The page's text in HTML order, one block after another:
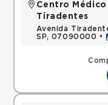
Centro
Tiradentes
Avenida
SP, 07090000 •